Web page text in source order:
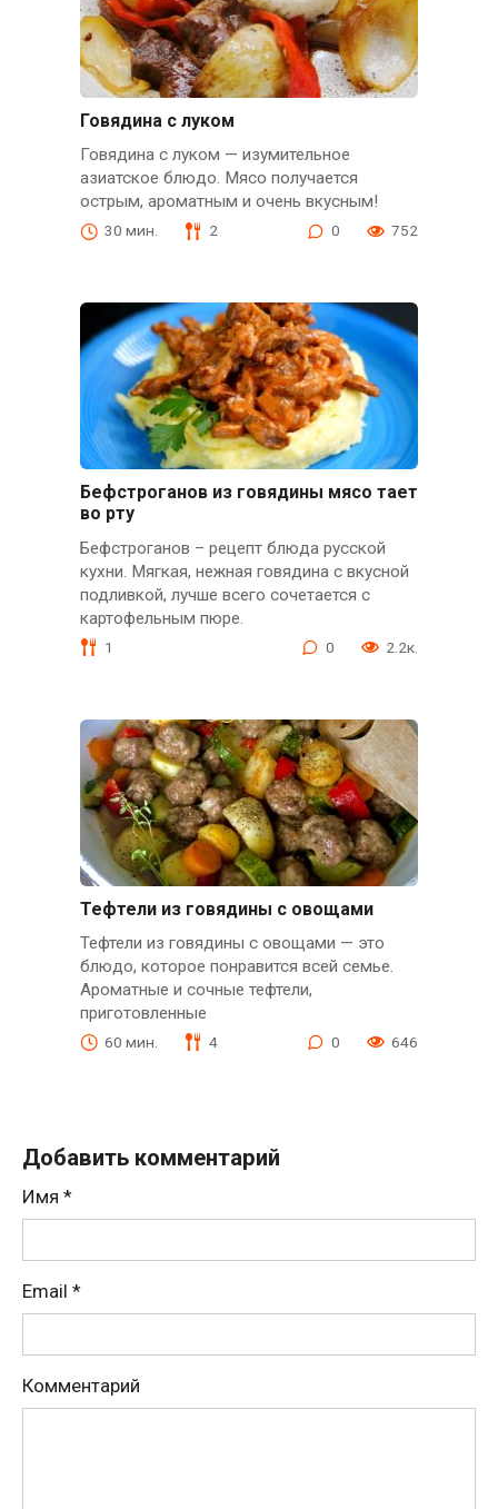
Говядина с луком
Говядина с луком — изумительное
азиатское блюдо. Мясо получается
острым, ароматным и очень вкусным!
30 мин. 2 0 752
Бефстроганов из говядины мясо тает
во рту
Бефстроганов – рецепт блюда русской
кухни. Мягкая, нежная говядина с вкусной
подливкой, лучше всего сочетается с
картофельным пюре.
1 0 2.2к.
Тефтели из говядины с овощами
Тефтели из говядины с овощами — это
блюдо, которое понравится всей семье.
Ароматные и сочные тефтели,
приготовленные
60 мин. 4 0 646
Добавить комментарий
Имя *
Email *
Комментарий